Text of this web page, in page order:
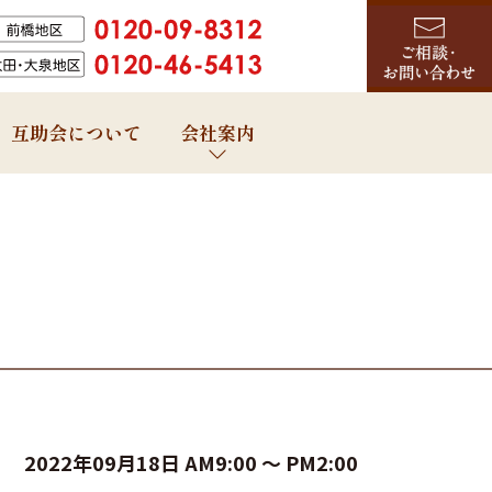
互助会について 会社案内
2022年09月18日 AM9:00 ～ PM2:00